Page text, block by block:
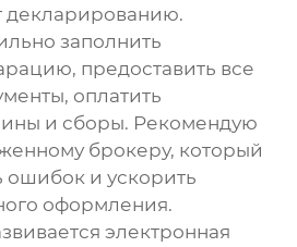
декларированию.
заполнить
предоставить все
оплатить
и сборы. Рекомендую
брокеру, который
ошибок и ускорить
оформления.
электронная